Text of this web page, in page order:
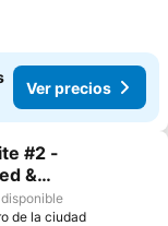
Ver precios
#2 -
&
de la ciudad